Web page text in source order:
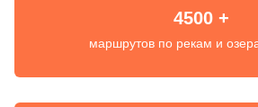
4500 +
маршрутов по рекам и